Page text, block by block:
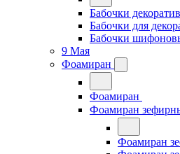
Бабочки
Бабочки для
Бабочки
9 Мая
Фоамиран
Фоамиран
Фоамиран
Фоамиран